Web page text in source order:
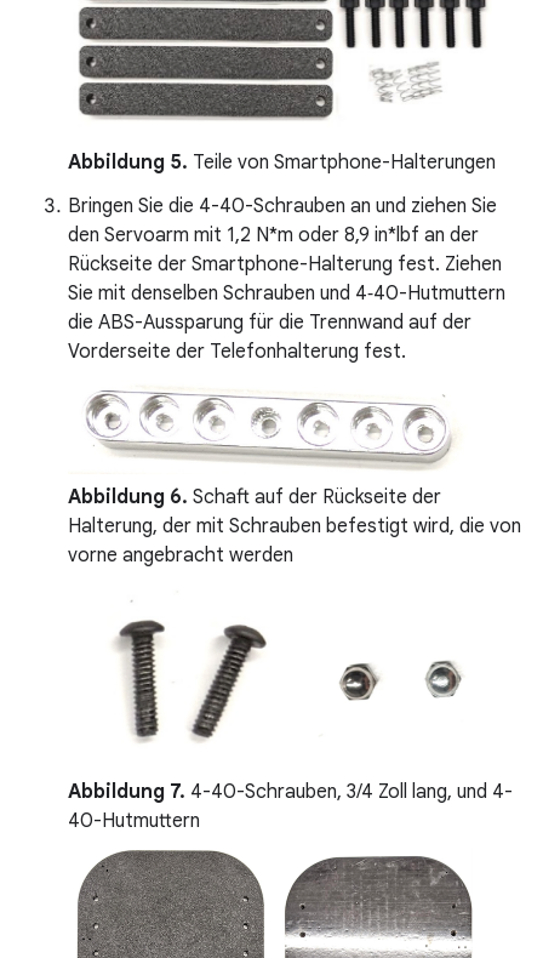
Abbildung 5. Teile von Smartphone-Halterungen
Bringen Sie die 4-40-Schrauben an und ziehen Sie
den Servoarm mit 1,2 N*m oder 8,9 in*lbf an der
Rückseite der Smartphone-Halterung fest. Ziehen
Sie mit denselben Schrauben und 4‑40-Hutmuttern
die ABS-Aussparung für die Trennwand auf der
Vorderseite der Telefonhalterung fest.
Abbildung 6. Schaft auf der Rückseite der
Halterung, der mit Schrauben befestigt wird, die von
vorne angebracht werden
Abbildung 7. 4-40-Schrauben, 3/4 Zoll lang, und 4-
40-Hutmuttern